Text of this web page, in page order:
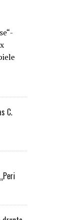
C.